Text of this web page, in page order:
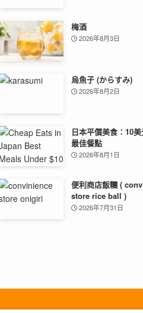
梅酒
2026年8月3日
烏魚子 (からすみ)
2026年8月2日
日本平價美食：10
最佳餐點
2026年8月1日
便利商店飯糰 (
store rice ball )
2026年7月31日